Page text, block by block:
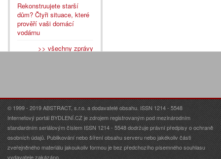
Rekonstruujete starší
dům? Čtyři situace, které
prověří vaši domácí
vodárnu
>> všechny zprávy
© 1999 - 2019 ABSTRACT, s.r.o. a dodavatelé obsahu. ISSN 1214 - 5548
Internetový portál BYDLENÍ.CZ je zdrojem registrovaným pod mezinárodním
standardním seriálovým číslem ISSN 1214 - 5548 dodržuje právní předpisy o ochraně
osobních údajů. Publikování nebo šíření obsahu serveru nebo jakékoliv části
zveřejněného materiálu jakoukoliv formou je bez předchozího písemného souhlasu
vydavatele zakázáno.